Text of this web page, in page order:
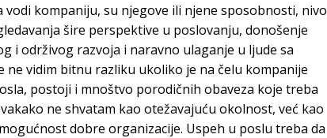
kompaniju, su njegove ili njene sposobnosti, nivo
šire perspektive u poslovanju, donošenje
i održivog razvoja i naravno ulaganje u ljude sa
ne vidim bitnu razliku ukoliko je na čelu kompanije
postoji i mnoštvo porodičnih obaveza koje treba
ne shvatam kao otežavajuću okolnost, već kao
dobre organizacije. Uspeh u poslu treba da